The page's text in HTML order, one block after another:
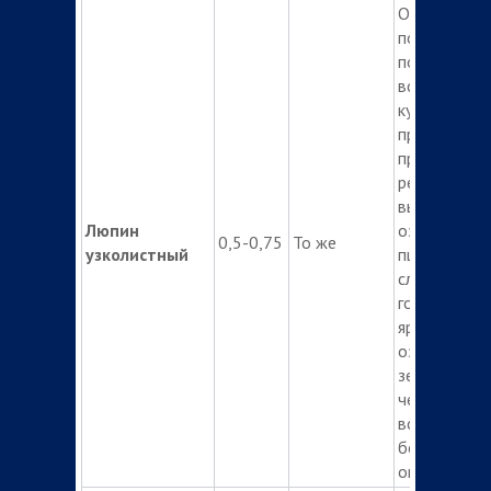
Люпин
узколистный
0,5-0,75 То же
почвы
посева до
всходов
культуры. В
применения
препарата
высевать
озимую
пшеницу, на
следующий
год –
яровые и
озимые
зерновые,
через 2
все
без
ограничения